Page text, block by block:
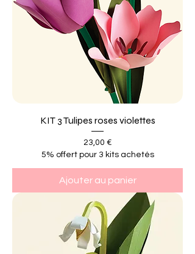
KIT 3 Tulipes roses violettes
Prix
23,00 €
5% offert pour 3 kits achetés
Ajouter au panier